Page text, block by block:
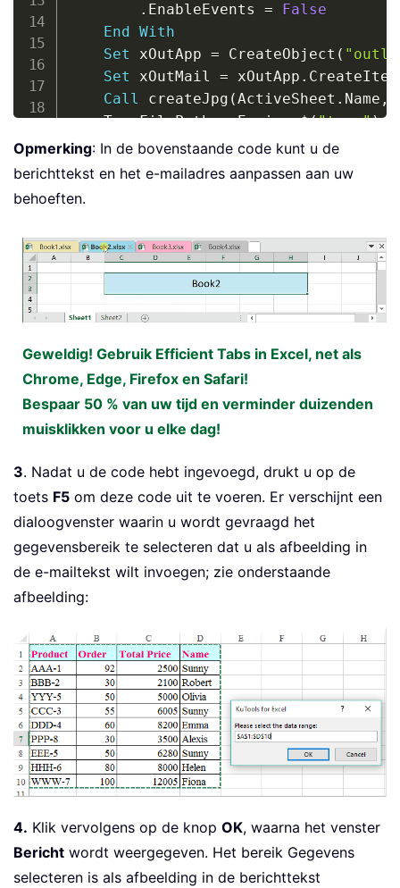
. EnableEvents =
False
End
With
Set xOutApp = CreateObject (
Set xOutMail = xOutApp . CreateItem
Call createJpg (ActiveSheet . Name ,
    TempFilePath
= Environ$("temp")
    xHTMLBody
= "<span LANG=EN>"
&
"<p class=style2><span
& "<br>Best Regards!</
With xOutMail
.Subject = ""
.HTMLBody = xHTMLBody
Attachments .Add TempFilePath
. Cc =
" "
. Display
End With
Sub createJpg (SheetName As String
Dim xRgPic As Range
Dim xShape As Shape
    ThisWorkbook
.Activate
    Worksheets
(SheetName).Activate
ThisWorkbook Worksheets (
.Activate
For Each xShape In
            xShape
.Line.Visible =
Next
.Chart.Paste
Chart.Export Environ$("temp"
End With
Set xRgPic = Nothing
End
Sub
Opmerking: In de bovenstaande code kunt u de
berichttekst en het e-mailadres aanpassen aan uw
behoeften.
Geweldig! Gebruik Efficient Tabs in Excel, net als
Chrome, Edge, Firefox en Safari!
Bespaar 50 % van uw tijd en verminder duizenden
muisklikken voor u elke dag!
3. Nadat u de code hebt ingevoegd, drukt u op de
toets F5 om deze code uit te voeren. Er verschijnt een
dialoogvenster waarin u wordt gevraagd het
gegevensbereik te selecteren dat u als afbeelding in
de e-mailtekst wilt invoegen; zie onderstaande
afbeelding:
4. Klik vervolgens op de knop OK, waarna het venster
Bericht wordt weergegeven. Het bereik Gegevens
selecteren is als afbeelding in de berichttekst